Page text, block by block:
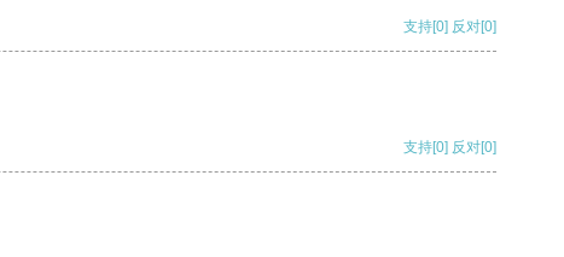
支持[0] 反对[0]
支持[0] 反对[0]